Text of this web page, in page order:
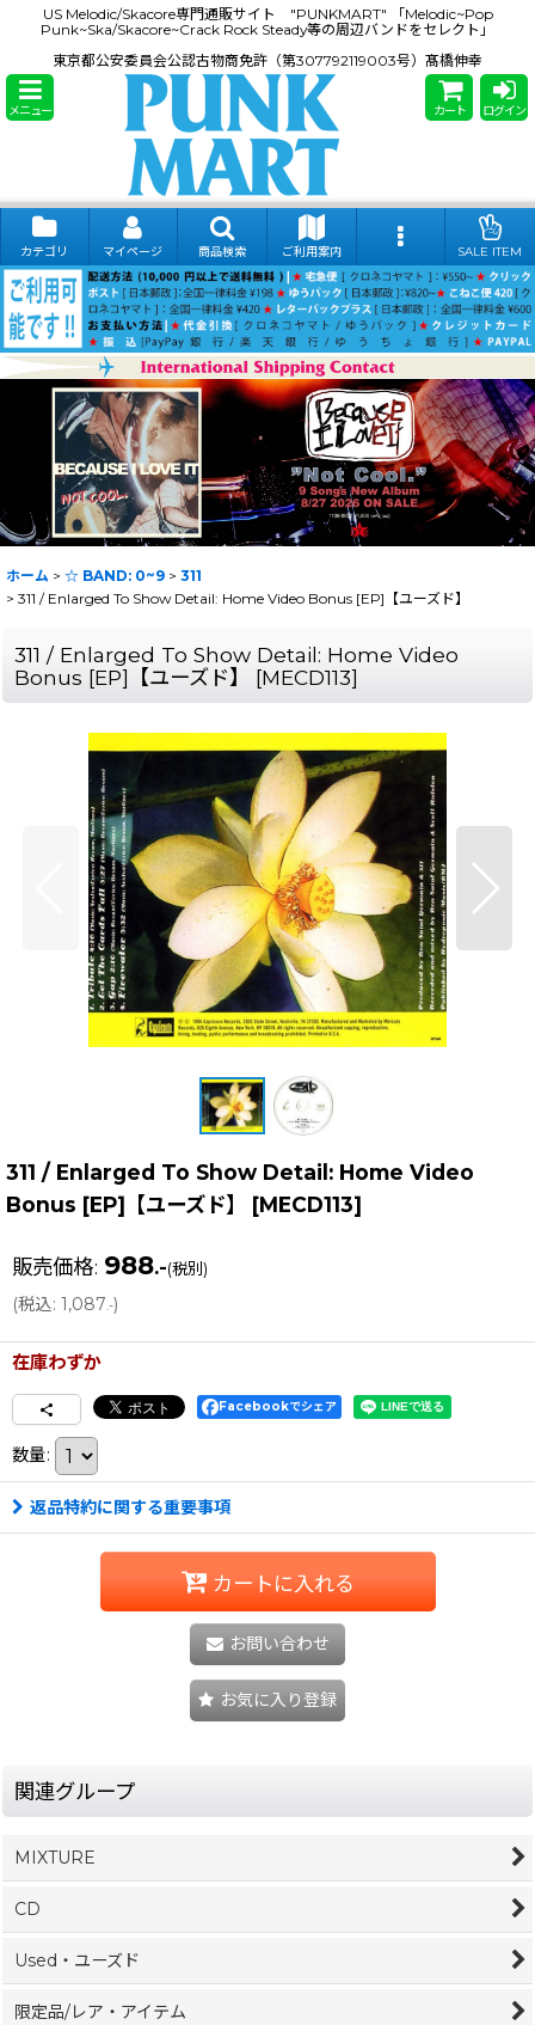
US Melodic/Skacore専門通販サイト "PUNKMART" 「Melodic~Pop
Punk~Ska/Skacore~Crack Rock Steady等の周辺バンドをセレクト」
東京都公安委員会公認古物商免許（第307792119003号）髙橋伸幸
メニュー カート ログイン
カテゴリ マイページ 商品検索 ご利用案内 SALE ITEM
ホーム > ☆ BAND: 0~9 > 311
> 311 / Enlarged To Show Detail: Home Video Bonus [EP]【ユーズド】
311 / Enlarged To Show Detail: Home Video
Bonus [EP]【ユーズド】
[MECD113]
311 / Enlarged To Show Detail: Home Video
Bonus [EP]【ユーズド】
[MECD113]
販売価格: 988.-(税別)
(税込: 1,087.-)
在庫わずか
Facebookでシェア
数量:
返品特約に関する重要事項
カートに入れる
お問い合わせ
お気に入り登録
関連グループ
MIXTURE
CD
Used・ユーズド
限定品/レア・アイテム